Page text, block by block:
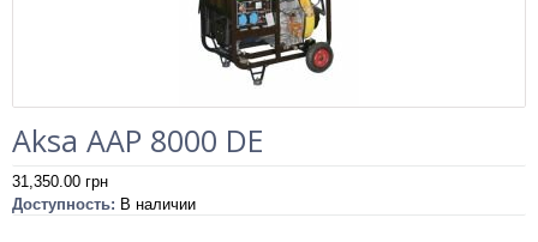
Aksa AAP 8000 DE
31,350.00 грн
Доступность: В наличии